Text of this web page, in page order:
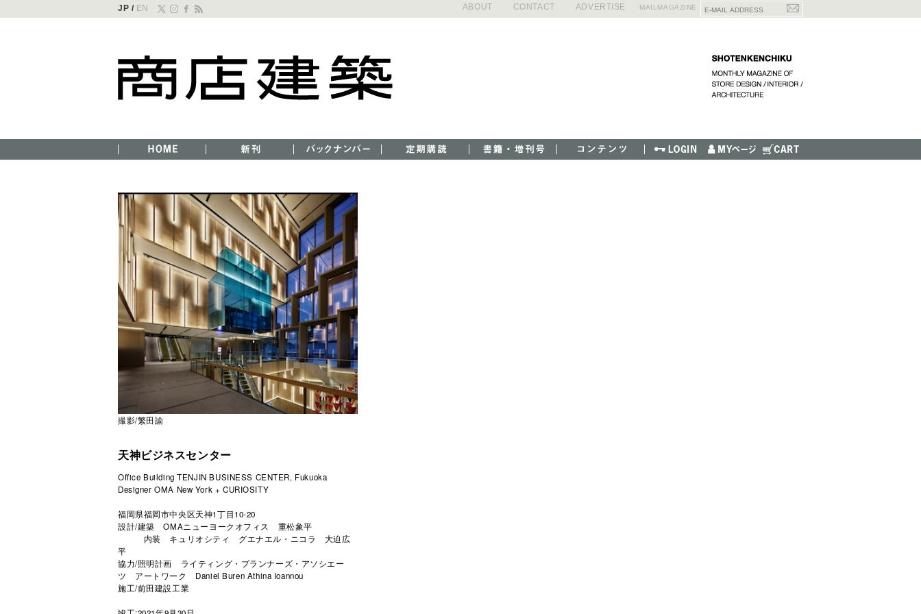
JP / EN ABOUT CONTACT ADVERTISE MAILMAGAZINE
撮影/繁田諭
天神ビジネスセンター
Office Building TENJIN BUSINESS CENTER, Fukuoka
Designer OMA New York + CURIOSITY
福岡県福岡市中央区天神1丁目10-20
設計/建築 OMAニューヨークオフィス 重松象平
内装 キュリオシティ グエナエル・ニコラ 大迫広
平
協力/照明計画 ライティング・プランナーズ・アソシエー
ツ アートワーク Daniel Buren Athina Ioannou
施工/前田建設工業